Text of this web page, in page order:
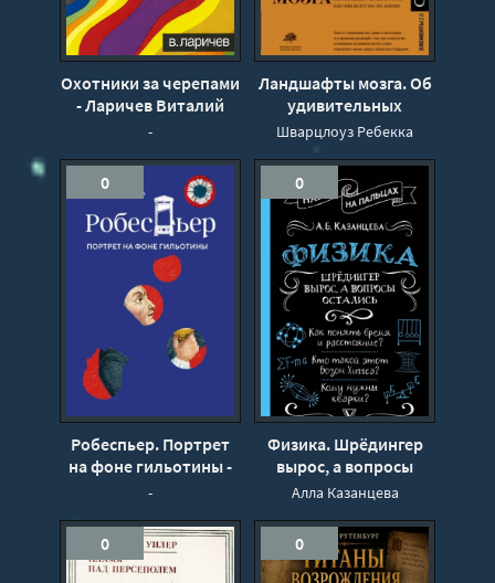
Охотники за черепами
- Ларичев Виталий
-
Ландшафты мозга. Об
удивительных
искаженных картах
нашего мозга и о том,
как они ведут нас по
жизни - Шварцлоуз
Ребекка
Шварцлоуз Ребекка
0
Робеспьер. Портрет
на фоне гильотины -
-
0
Физика. Шрёдингер
вырос, а вопросы
остались - Алла
Алла Казанцева
0 0